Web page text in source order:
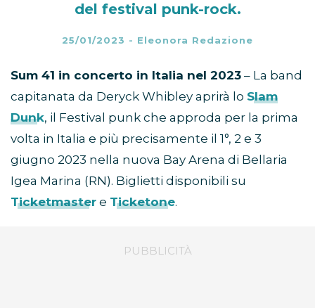
del festival punk-rock.
25/01/2023 - Eleonora Redazione
Sum 41 in concerto in Italia nel 2023 – La band
capitanata da Deryck Whibley aprirà lo Slam
Dunk, il Festival punk che approda per la prima
volta in Italia e più precisamente il 1°, 2 e 3
giugno 2023 nella nuova Bay Arena di Bellaria
Igea Marina (RN). Biglietti disponibili su
Ticketmaster e Ticketone.